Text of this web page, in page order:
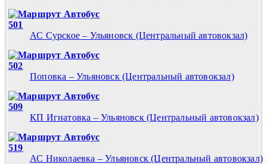
Автобус
501
АС Сурское – Ульяновск (Центральный автовокзал)
Автобус
502
Поповка – Ульяновск (Центральный автовокзал)
Автобус
509
КП Игнатовка – Ульяновск (Центральный автовокзал)
Автобус
519
АС Николаевка – Ульяновск (Центральный автовокзал)